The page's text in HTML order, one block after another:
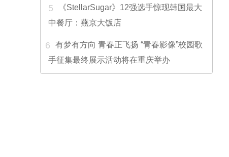
5
《StellarSugar》12强选手惊现韩国最大
中餐厅：燕京大饭店
6
有梦有方向 青春正飞扬 “青春影像”校园歌
手征集最终展示活动将在重庆举办